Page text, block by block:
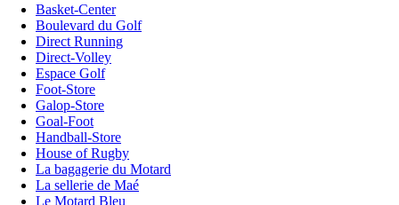
Basket-Center
Boulevard du Golf
Direct Running
Direct-Volley
Espace Golf
Foot-Store
Galop-Store
Goal-Foot
Handball-Store
House of Rugby
La bagagerie du Motard
La sellerie de Maé
Le Motard Bleu